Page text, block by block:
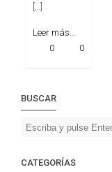
[…]
Leer más...
0
0
BUSCAR
CATEGORÍAS